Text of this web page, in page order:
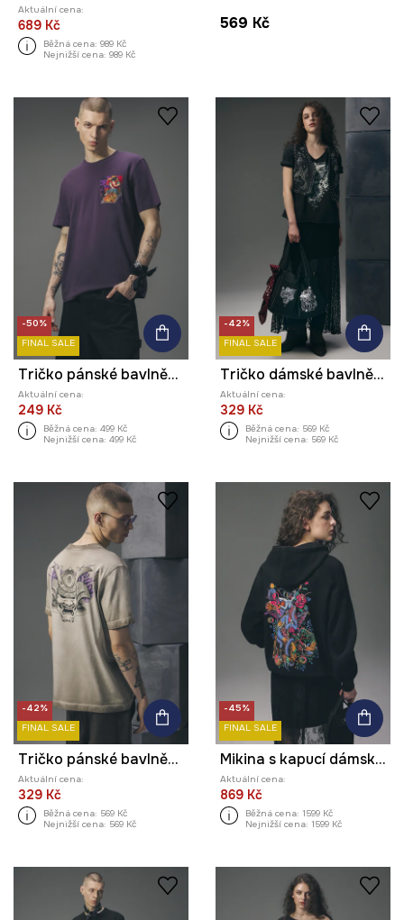
Aktuální cena:
689 Kč
Běžná cena: 989 Kč
Nejnižší cena: 989 Kč
569 Kč
-50%
FINAL SALE
Tričko pánské bavlněné z kolekce Tattoo Art by Tuan Nguyen
Aktuální cena:
249 Kč
Běžná cena: 499 Kč
Nejnižší cena: 499 Kč
-42%
FINAL SALE
Tričko dámské bavlněné s potiskem z kolekce Tattoo Art by Mattia Provezza
Aktuální cena:
329 Kč
Běžná cena: 569 Kč
Nejnižší cena: 569 Kč
-42%
FINAL SALE
Tričko pánské bavlněné z kolekce Tattoo Art by Tuan Nguyen
Aktuální cena:
329 Kč
Běžná cena: 569 Kč
Nejnižší cena: 569 Kč
-45%
FINAL SALE
Mikina s kapucí dámská s bavlnou z kolekce Tattoo Art by Mattia Provezza
Aktuální cena:
869 Kč
Běžná cena: 1599 Kč
Nejnižší cena: 1599 Kč